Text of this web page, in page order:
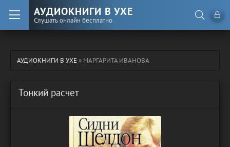
АУДИОКНИГИ В УХЕ
Слушать онлайн бесплатно
АУДИОКНИГИ В УХЕ» МАРГАРИТА ИВАНОВА
Тонкий расчет